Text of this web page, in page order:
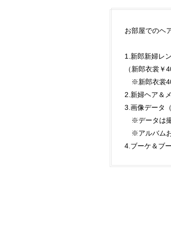
お部屋でのヘ
1.新郎新婦レ
（新郎衣裳
※新郎衣裳
2.新婦ヘア＆
3.画像データ
※データは撮
※アルバムお
4.ブーケ＆ブ